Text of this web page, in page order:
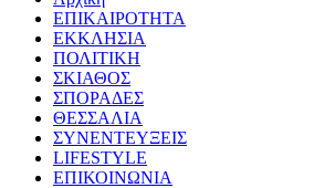
ΕΠΙΚΑΙΡΟΤΗΤΑ
ΕΚΚΛΗΣΙΑ
ΠΟΛΙΤΙΚΗ
ΣΚΙΑΘΟΣ
ΣΠΟΡΑΔΕΣ
ΘΕΣΣΑΛΙΑ
ΣΥΝΕΝΤΕΥΞΕΙΣ
LIFESTYLE
ΕΠΙΚΟΙΝΩΝΙΑ